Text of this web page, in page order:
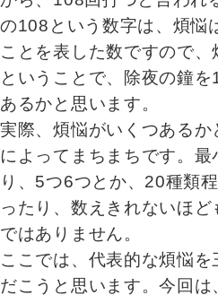
の108という数字は、煩悩
ことを表した数ですので
ということで、除夜の鐘
あるかと思います。
実際、煩悩がいくつある
によってまちまちです。
り、5つ6つとか、20種類
ったり、数えきれないほ
ではありません。
ここでは、代表的な煩悩
だこうと思います。今回